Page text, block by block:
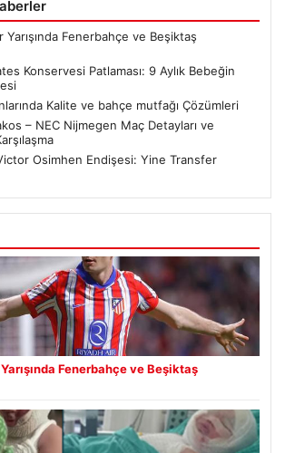
Fenerbahçe ve Beşiktaş
Konservesi Patlaması: 9 Aylık Bebeğin
Kalite ve bahçe mutfağı Çözümleri
– NEC Nijmegen Maç Detayları ve
Osimhen Endişesi: Yine Transfer
Fenerbahçe ve Beşiktaş